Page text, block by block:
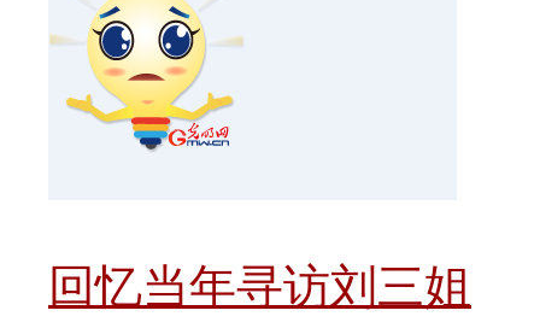
回忆当年寻访刘三姐